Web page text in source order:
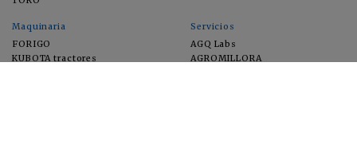
Maquinaria
FORIGO
KUBOTA tractores
Servicios
AGQ Labs
AGROMILLORA